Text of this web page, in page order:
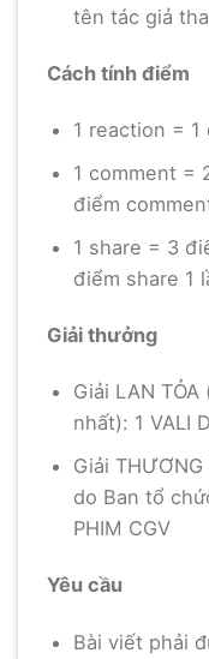
tên tác giả
Cách tính điểm
1 reaction = 1
1 comment =
điểm
1 share = 3
điểm share 1
Giải thưởng
Giải LAN
nhất): 1 VALI
Giải
do Ban tổ
PHIM CGV
Yêu cầu
Bài viết phải